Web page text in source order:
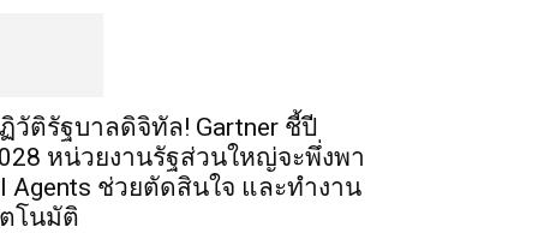
วัติรัฐบาลดิจิทัล! Gartner ชี้ปี
หน่วยงานรัฐส่วนใหญ่จะพึ่งพา
Agents ช่วยตัดสินใจ และทำงาน
โนมัติ